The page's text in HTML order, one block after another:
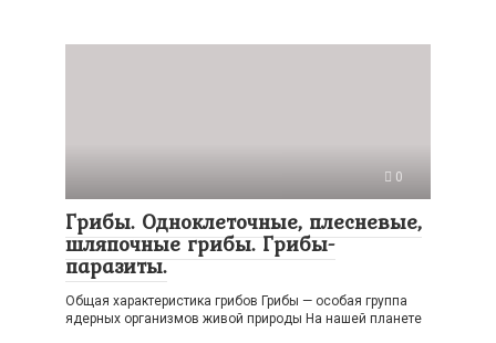
0
Грибы. Одноклеточные, плесневые,
шляпочные грибы. Грибы-
паразиты.
Общая характеристика грибов Грибы — особая группа
ядерных организмов живой природы На нашей планете